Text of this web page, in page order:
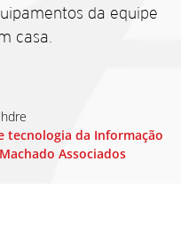
da equipe
casa.
tecnologia da Informação
Associados